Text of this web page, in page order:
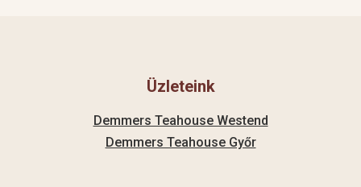
Üzleteink
Demmers Teahouse Westend
Demmers Teahouse Győr